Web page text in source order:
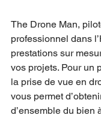
The Drone Man,
professionnel dans
prestations sur
vos projets. Pour un
la prise de vue en
vous permet
d’ensemble du bien